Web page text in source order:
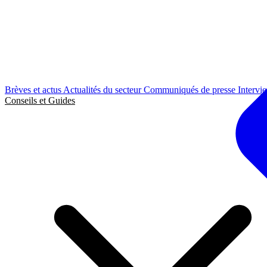
Brèves et actus Actualités du secteurCommuniqués de presse
Conseils et Guides